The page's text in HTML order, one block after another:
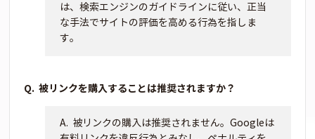
は、検索エンジンのガイドラインに従い、正当
な手法でサイトの評価を高める行為を指しま
す。
被リンクを購入することは推奨されますか？
被リンクの購入は推奨されません。Googleは